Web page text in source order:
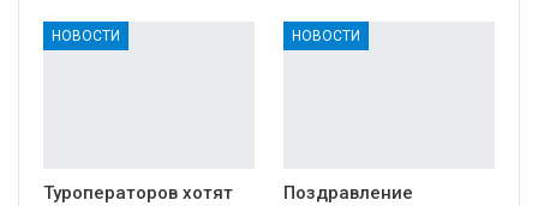
НОВОСТИ
Туроператоров хотят
НОВОСТИ
Поздравление